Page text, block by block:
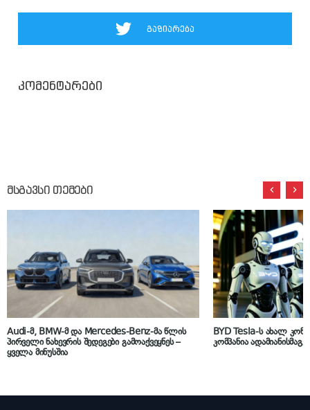
გაზიარება
კომენტარები
მსგავსი თემები
Audi-მ, BMW-მ და Mercedes-Benz-მა წლის
პირველი ნახევრის შედეგები გამოაქვეყნეს –
ყველა მინუსშია
BYD Tesla-ს ახალ
კომპანია